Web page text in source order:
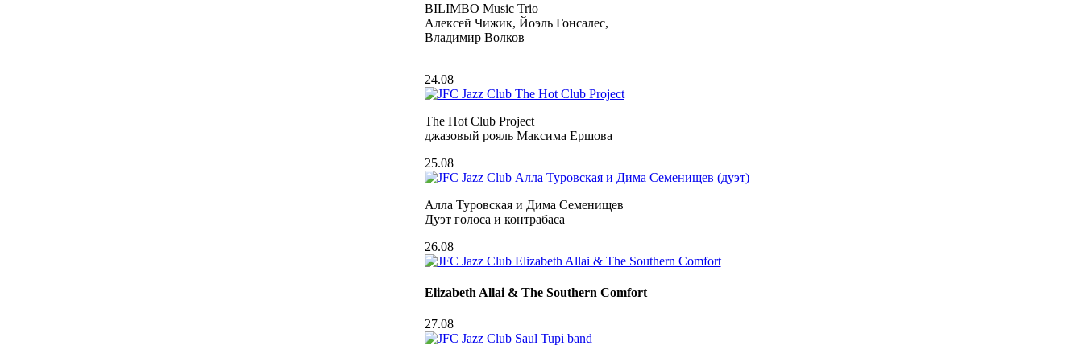
BILIMBO Music Trio
Алексей Чижик, Йоэль Гонсалес,
Владимир Волков
24.08
The Hot Club Project
джазовый рояль Максима Ершова
25.08
Алла Туровская и Дима Семенищев
Дуэт голоса и контрабаса
26.08
Elizabeth Allai & The Southern Comfort
27.08